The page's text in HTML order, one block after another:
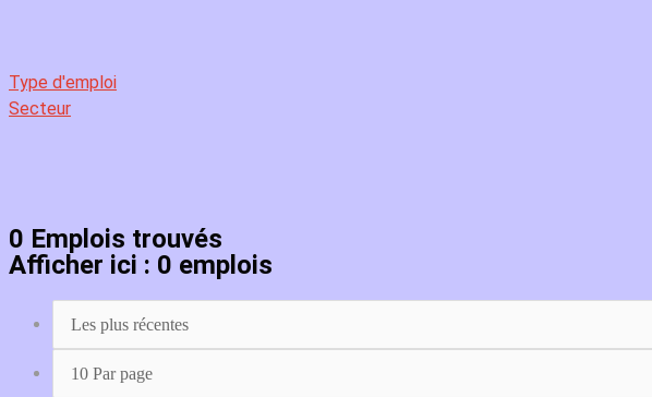
Type d'emploi
Secteur
0 Emplois trouvés
Afficher ici : 0 emplois